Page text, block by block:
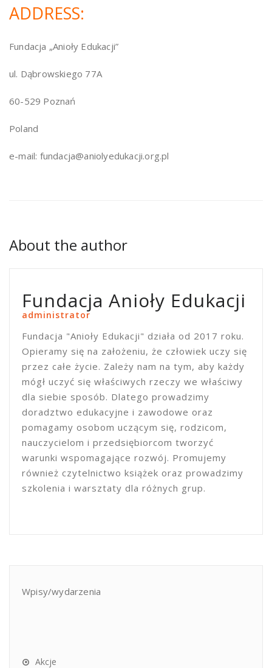
ADDRESS:
Fundacja „Anioły Edukacji”
ul. Dąbrowskiego 77A
60-529 Poznań
Poland
e-mail: fundacja@aniolyedukacji.org.pl
About the author
Fundacja Anioły Edukacji
administrator
Fundacja "Anioły Edukacji" działa od 2017 roku.
Opieramy się na założeniu, że człowiek uczy się
przez całe życie. Zależy nam na tym, aby każdy
mógł uczyć się właściwych rzeczy we właściwy
dla siebie sposób. Dlatego prowadzimy
doradztwo edukacyjne i zawodowe oraz
pomagamy osobom uczącym się, rodzicom,
nauczycielom i przedsiębiorcom tworzyć
warunki wspomagające rozwój. Promujemy
również czytelnictwo książek oraz prowadzimy
szkolenia i warsztaty dla różnych grup.
Wpisy/wydarzenia
Akcje